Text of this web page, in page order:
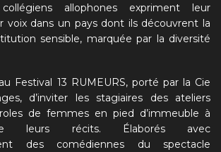
allophones expriment leur
voix dans un pays dont ils découvrent la
sensible, marquée par la diversité
Festival 13 RUMEURS, porté par la Cie
d’inviter les stagiaires des ateliers
de femmes en pied d’immeuble à
leurs récits. Élaborés avec
des comédiennes du spectacle